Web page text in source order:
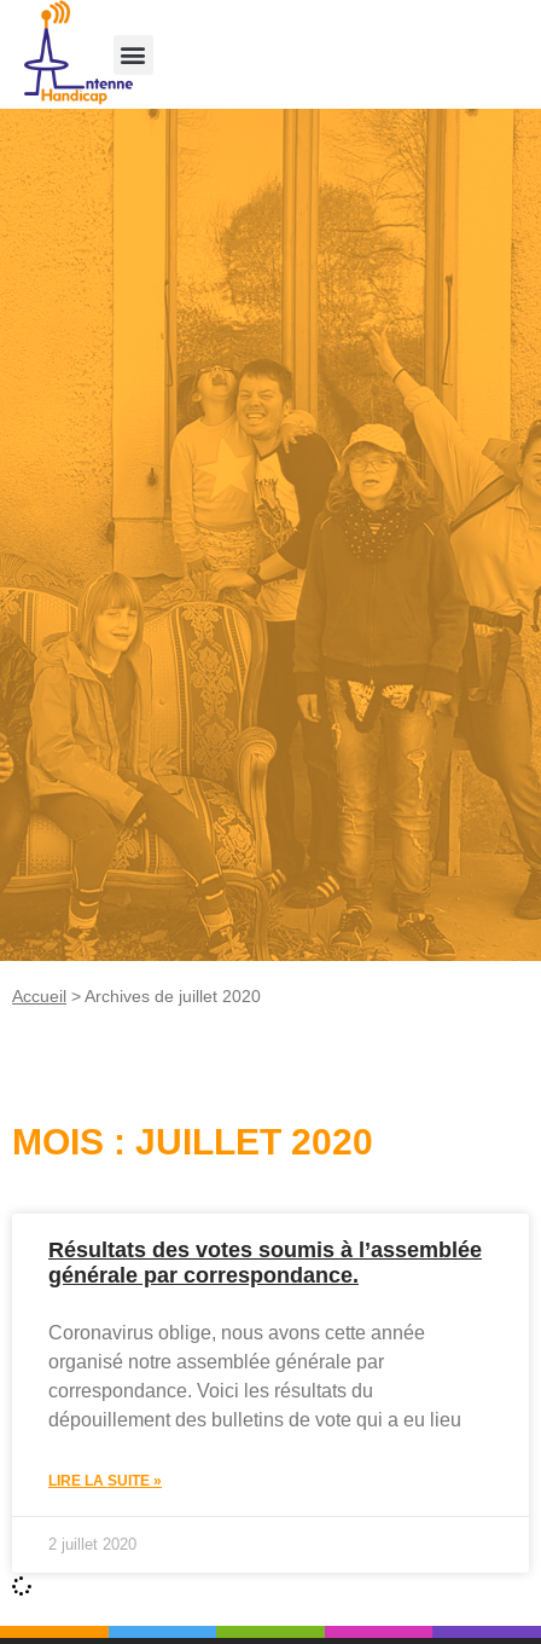
Accueil > Archives de juillet 2020
MOIS : JUILLET 2020
Résultats des votes soumis à l’assemblée
générale par correspondance.
Coronavirus oblige, nous avons cette année
organisé notre assemblée générale par
correspondance. Voici les résultats du
dépouillement des bulletins de vote qui a eu lieu
LIRE LA SUITE »
2 juillet 2020